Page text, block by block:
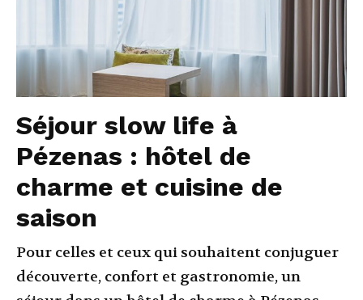
Séjour slow life à
Pézenas : hôtel de
charme et cuisine de
saison
Pour celles et ceux qui souhaitent conjuguer
découverte, confort et gastronomie, un